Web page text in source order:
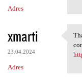
Adres
xmarti
23.04.2024
Adres